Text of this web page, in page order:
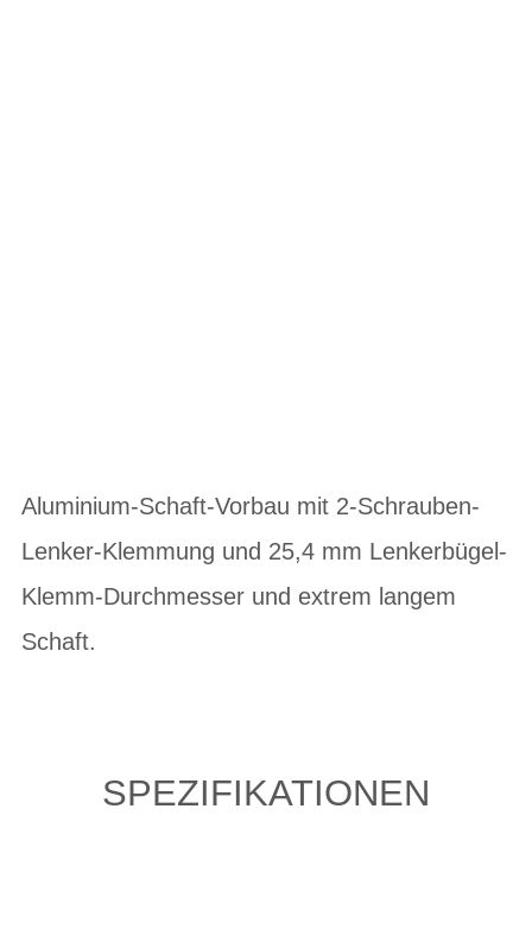
Aluminium-Schaft-Vorbau mit 2-Schrauben-
Lenker-Klemmung und 25,4 mm Lenkerbügel-
Klemm-Durchmesser und extrem langem
Schaft.
SPEZIFIKATIONEN